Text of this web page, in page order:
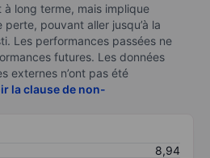
long terme, mais implique
pouvant aller jusqu’à la
Les performances passées ne
futures. Les données
externes n’ont pas été
la clause de non-
8,94